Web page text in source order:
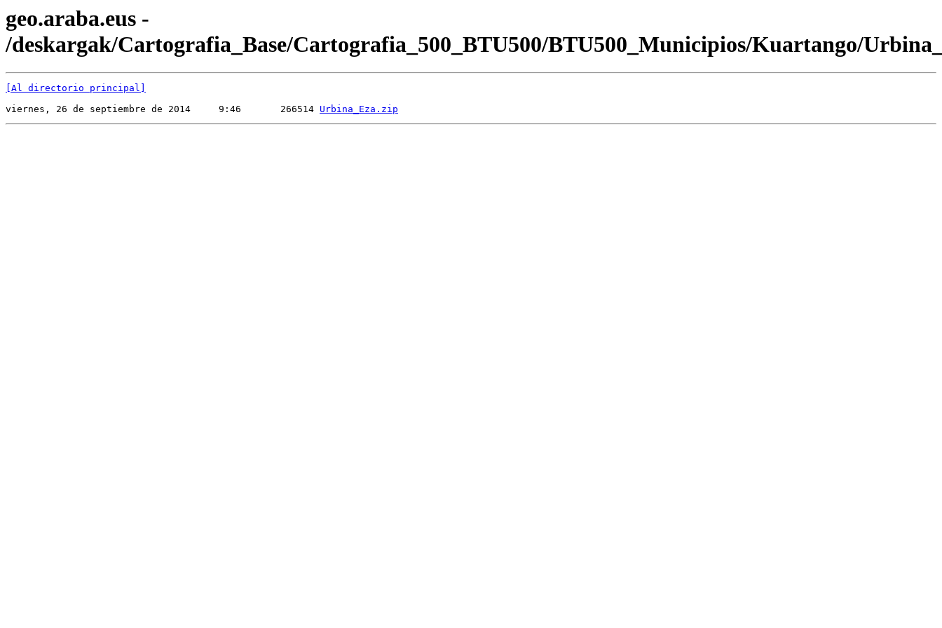
geo.araba.eus -
/deskargak/Cartografia_Base/Cartografia_500_BTU500/BTU500_Municipios/Kuartango/
[Al directorio principal]
viernes, 26 de septiembre de 2014     9:46       266514 Urbina_Eza.zip